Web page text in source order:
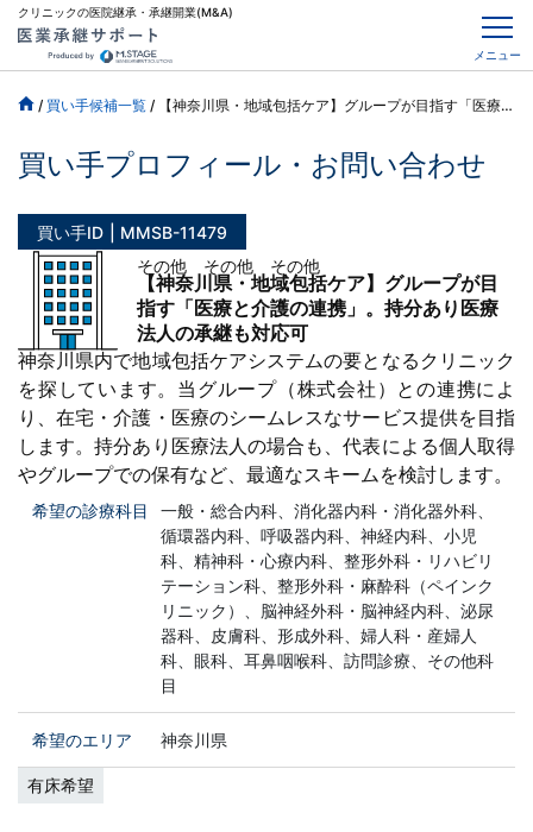
クリニックの医院継承・承継開業(M&A)
メニュー
/ 買い手候補一覧 / 【神奈川県・地域包括ケア】グループが目指す「医療と介護の連携」。持分あり医療法人の承継も対応可
買い手プロフィール・お問い合わせ
買い手ID
MMSB-11479
その他 その他 その他
【神奈川県・地域包括ケア】グループが目
指す「医療と介護の連携」。持分あり医療
法人の承継も対応可
神奈川県内で地域包括ケアシステムの要となるクリニック
を探しています。当グループ（株式会社）との連携によ
り、在宅・介護・医療のシームレスなサービス提供を目指
します。持分あり医療法人の場合も、代表による個人取得
やグループでの保有など、最適なスキームを検討します。
希望の診療科目
一般・総合内科、消化器内科・消化器外科、
循環器内科、呼吸器内科、神経内科、小児
科、精神科・心療内科、整形外科・リハビリ
テーション科、整形外科・麻酔科（ペインク
リニック）、脳神経外科・脳神経内科、泌尿
器科、皮膚科、形成外科、婦人科・産婦人
科、眼科、耳鼻咽喉科、訪問診療、その他科
目
希望のエリア 神奈川県
有床希望